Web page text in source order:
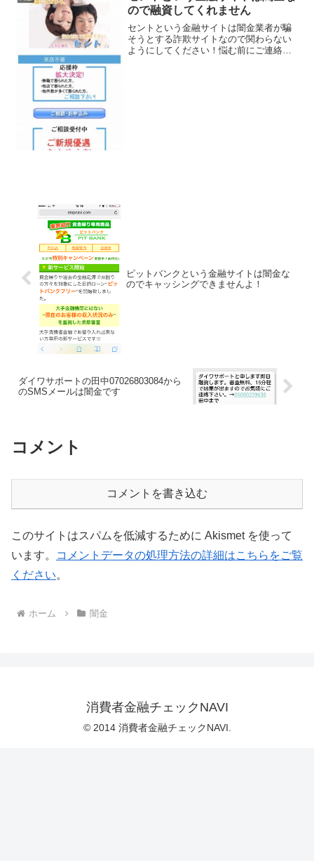
ので融資してくれません
セントという金融サイトは闇金業者が騙
そうとする詐欺サイトなので関わらない
ようにしてください！悩む前にご連絡下
ピットバンクという金融サイトは闇金な
のでキャッシングできませんよ！
ダイワサポートの田中07026803084から
のSMSメールは闇金です
コメント
コメントを書き込む
このサイトはスパムを低減するために Akismet を使って
います。
コメントデータの処理方法の詳細はこちらをご覧
ください。
ホーム 闇金
消費者金融チェックNAVI
© 2014 消費者金融チェックNAVI.